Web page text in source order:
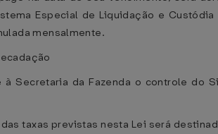
Especial de Liquidação e
mensalmente.
à Secretaria da Fazenda o controle do
taxas previstas nesta Lei será